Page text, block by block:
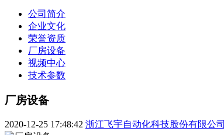
公司简介
企业文化
荣誉资质
厂房设备
视频中心
技术参数
厂房设备
2020-12-25 17:48:42 浙江飞宇自动化科技股份有限公司